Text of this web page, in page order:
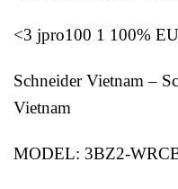
<3 jpro100 1 100%
Schneider Vietnam –
Vietnam
MODEL: 3BZ2-